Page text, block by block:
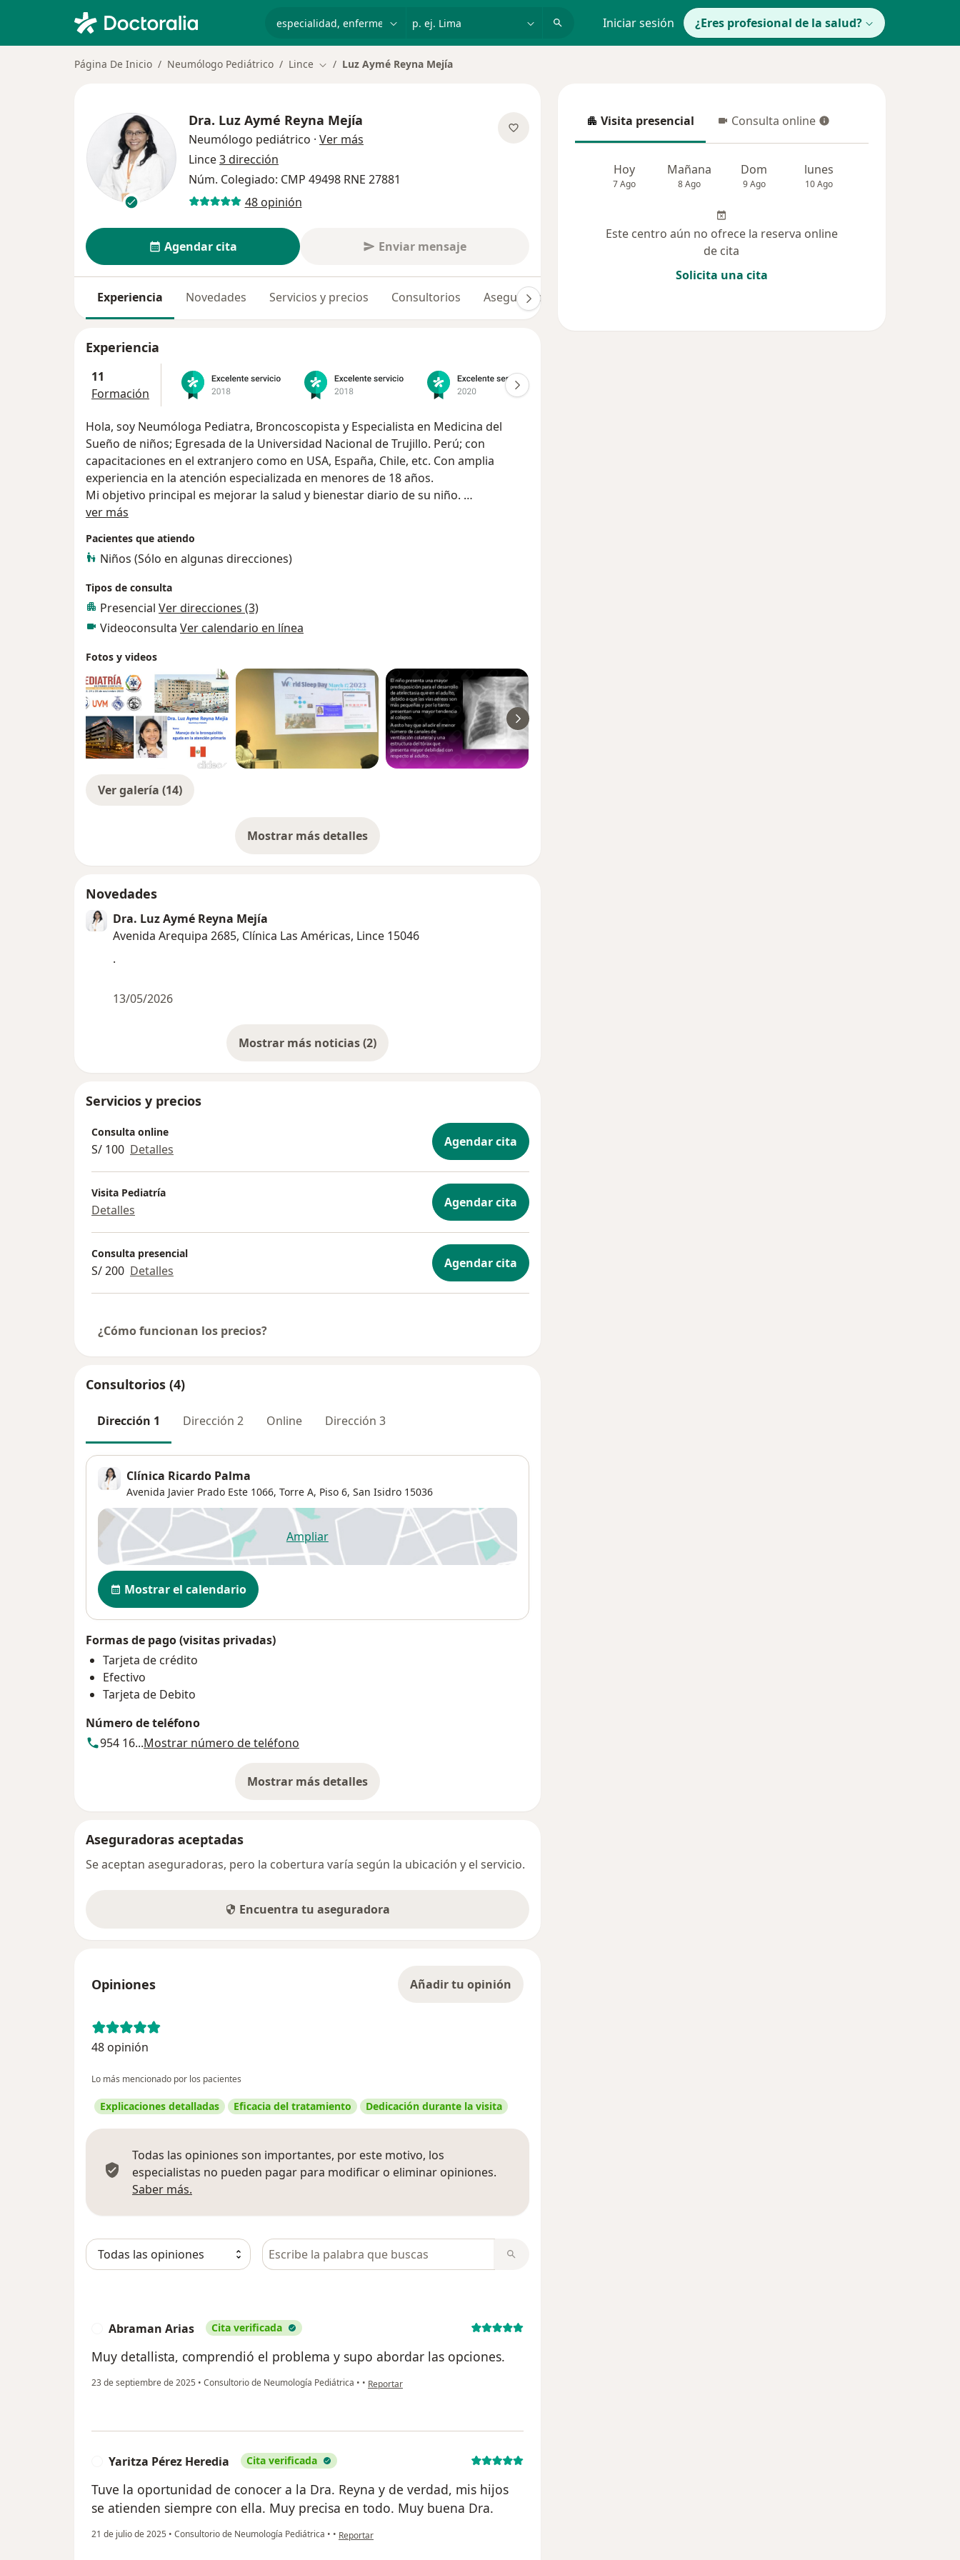
Iniciar sesión ¿Eres profesional de la salud?
Página De Inicio Neumólogo Pediátrico Lince Cambiar de ciudad
Luz Aymé Reyna Mejía
Dra. Luz Aymé Reyna Mejía
Neumólogo pediátrico · Ver más
Lince3 dirección
Núm. Colegiado: CMP 49498 RNE 27881
48 opinión
Agendar cita Enviar mensaje
Experiencia Novedades Servicios y precios Consultorios Aseguradoras
Experiencia
11
Formación
Hola, soy Neumóloga Pediatra, Broncoscopista y Especialista en Medicina del
Sueño de niños; Egresada de la Universidad Nacional de Trujillo. Perú; con
capacitaciones en el extranjero como en USA, España, Chile, etc. Con amplia
experiencia en la atención especializada en menores de 18 años.
Mi objetivo principal es mejorar la salud y bienestar diario de su niño.
En la atención se le explicará detalladamente las pautas de tratamiento con la
objetivo.
ver más
Pacientes que atiendo
Niños (Sólo en algunas direcciones)
Tipos de consulta
Presencial Ver direcciones (3)
Videoconsulta Ver calendario en línea
Fotos y videos
Ver galería (14)
Mostrar más detalles
sobre la experiencia
Novedades
Dra. Luz Aymé Reyna Mejía
Avenida Arequipa 2685, Clínica Las Américas, Lince 15046
.
13/05/2026
Mostrar más noticias (2)
Servicios y precios
Consulta online
S/ 100 Detalles Agendar cita
Visita Pediatría
Detalles Agendar cita
Consulta presencial
S/ 200 Detalles Agendar cita
¿Cómo funcionan los precios?
Consultorios (4)
Dirección 1 Dirección 2 Online Dirección 3
Clínica Ricardo Palma
Avenida Javier Prado Este 1066, Torre A, Piso 6, San Isidro 15036
Ampliarse abre en una nueva pestaña
Disponibilidad
Mostrar el calendario
Formas de pago (visitas privadas)
Tarjeta de crédito
Efectivo
Tarjeta de Debito
Número de teléfono
954 16...Mostrar número de teléfono
Mostrar más detalles
sobre la dirección
Aseguradoras aceptadas
Se aceptan aseguradoras, pero la cobertura varía según la ubicación y el servicio.
Encuentra tu aseguradora
Opiniones Añadir tu opinión
48 opinión
Lo más mencionado por los pacientes
Explicaciones detalladas Eficacia del tratamiento Dedicación durante la visita
Todas las opiniones son importantes, por este motivo, los
especialistas no pueden pagar para modificar o eliminar opiniones.
Saber más.
Busca en opiniones
Abraman Arias Cita verificada
Muy detallista, comprendió el problema y supo abordar las opciones.
23 de septiembre de 2025 • Consultorio de Neumología Pediátrica • • en opinión del usuario Abraman Arias
Reportar
Yaritza Pérez Heredia Cita verificada
Tuve la oportunidad de conocer a la Dra. Reyna y de verdad, mis hijos
se atienden siempre con ella. Muy precisa en todo. Muy buena Dra.
21 de julio de 2025 • Consultorio de Neumología Pediátrica • • en opinión del usuario Yaritza Pérez Heredia
Reportar
Visita presencial
Visita presencial Consulta online
Consulta online
Hoy
7 Ago
Mañana
8 Ago
Dom
9 Ago
lunes
10 Ago
Este centro aún no ofrece la reserva online
de cita
Solicita una cita